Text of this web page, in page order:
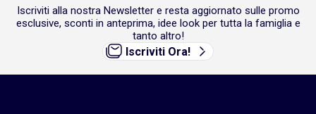
Iscriviti alla nostra Newsletter e resta aggiornato sulle promo
esclusive, sconti in anteprima, idee look per tutta la famiglia e
tanto altro!
Iscriviti Ora!